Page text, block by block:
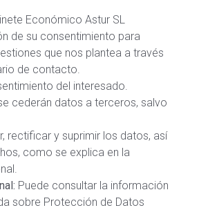
Económico Astur SL
de su consentimiento para
que nos plantea a través
de contacto.
del interesado.
cederán datos a terceros, salvo
rectificar y suprimir los datos, así
como se explica en la
Puede consultar la información
sobre Protección de Datos